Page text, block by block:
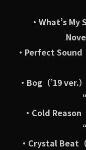
・What’s
・Perfect
・Bog（’19 ver.
・Cold Reason
・Crystal Beat